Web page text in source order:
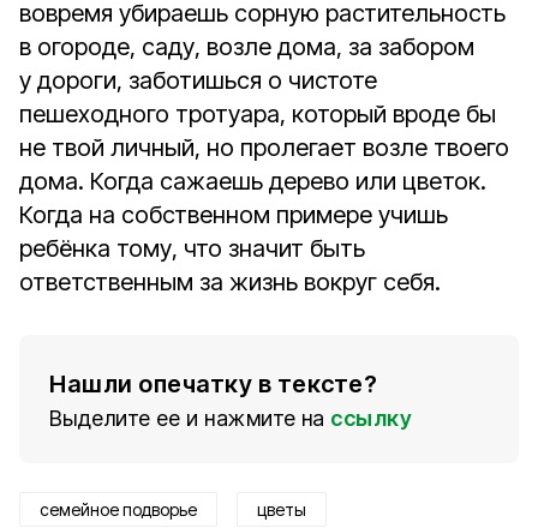
вовремя убираешь сорную растительность
в огороде, саду, возле дома, за забором
у дороги, заботишься о чистоте
пешеходного тротуара, который вроде бы
не твой личный, но пролегает возле твоего
дома. Когда сажаешь дерево или цветок.
Когда на собственном примере учишь
ребёнка тому, что значит быть
ответственным за жизнь вокруг себя.
Нашли опечатку в тексте?
Выделите ее и нажмите на ссылку
семейное подворье цветы